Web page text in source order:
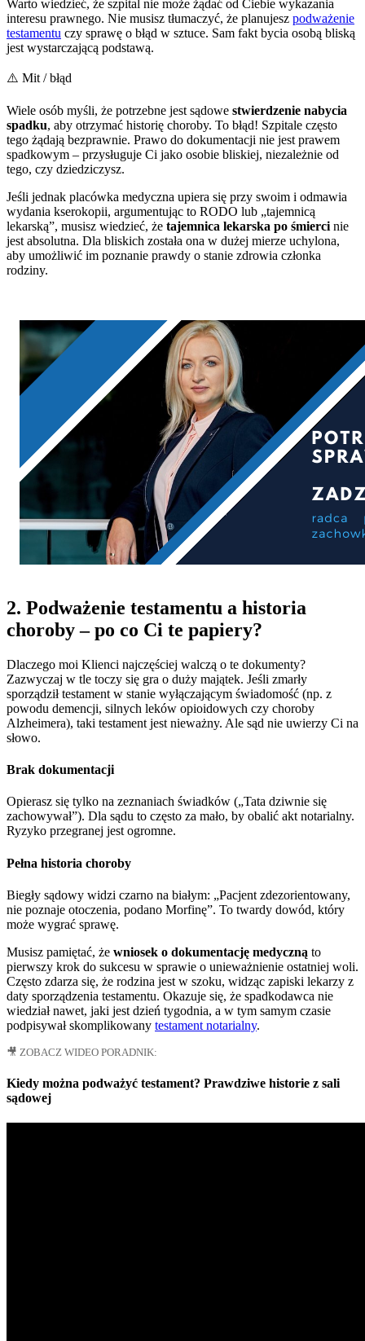
Warto wiedzieć, że szpital nie może żądać od Ciebie wykazania
interesu prawnego. Nie musisz tłumaczyć, że planujesz podważenie
testamentu czy sprawę o błąd w sztuce. Sam fakt bycia osobą bliską
jest wystarczającą podstawą.
⚠️ Mit / błąd
Wiele osób myśli, że potrzebne jest sądowe stwierdzenie nabycia
spadku, aby otrzymać historię choroby. To błąd! Szpitale często
tego żądają bezprawnie. Prawo do dokumentacji nie jest prawem
spadkowym – przysługuje Ci jako osobie bliskiej, niezależnie od
tego, czy dziedziczysz.
Jeśli jednak placówka medyczna upiera się przy swoim i odmawia
wydania kserokopii, argumentując to RODO lub „tajemnicą
lekarską”, musisz wiedzieć, że tajemnica lekarska po śmierci nie
jest absolutna. Dla bliskich została ona w dużej mierze uchylona,
aby umożliwić im poznanie prawdy o stanie zdrowia członka
rodziny.
2. Podważenie testamentu a historia
choroby – po co Ci te papiery?
Dlaczego moi Klienci najczęściej walczą o te dokumenty?
Zazwyczaj w tle toczy się gra o duży majątek. Jeśli zmarły
sporządził testament w stanie wyłączającym świadomość (np. z
powodu demencji, silnych leków opioidowych czy choroby
Alzheimera), taki testament jest nieważny. Ale sąd nie uwierzy Ci na
słowo.
Brak dokumentacji
Opierasz się tylko na zeznaniach świadków („Tata dziwnie się
zachowywał”). Dla sądu to często za mało, by obalić akt notarialny.
Ryzyko przegranej jest ogromne.
Pełna historia choroby
Biegły sądowy widzi czarno na białym: „Pacjent zdezorientowany,
nie poznaje otoczenia, podano Morfinę”. To twardy dowód, który
może wygrać sprawę.
Musisz pamiętać, że wniosek o dokumentację medyczną to
pierwszy krok do sukcesu w sprawie o unieważnienie ostatniej woli.
Często zdarza się, że rodzina jest w szoku, widząc zapiski lekarzy z
daty sporządzenia testamentu. Okazuje się, że spadkodawca nie
wiedział nawet, jaki jest dzień tygodnia, a w tym samym czasie
podpisywał skomplikowany testament notarialny.
🎥 ZOBACZ WIDEO PORADNIK:
Kiedy można podważyć testament? Prawdziwe historie z sali
sądowej